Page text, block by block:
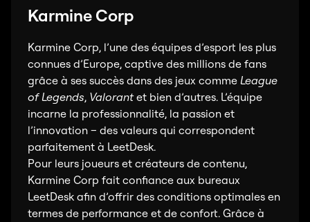
Karmine Corp
Karmine Corp, l’une des équipes d’esport les plus
connues d’Europe, captive des millions de fans
grâce à ses succès dans des jeux comme League
of Legends, Valorantet bien d’autres. L’équipe
incarne la professionnalité, la passion et
l’innovation – des valeurs qui correspondent
parfaitement à LeetDesk.
Pour leurs joueurs et créateurs de contenu,
Karmine Corp fait confiance aux bureaux
LeetDesk afin d’offrir des conditions optimales en
termes de performance et de confort. Grâce à